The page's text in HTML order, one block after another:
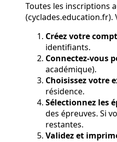
Toutes les inscriptions
(cyclades.education.fr).
Créez votre
identifiants.
Connectez-vous
académique).
Choisissez votre
résidence.
Sélectionnez les
des épreuves. Si
restantes.
Validez et